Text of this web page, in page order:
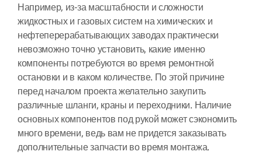
Например, из-за масштабности и сложности
жидкостных и газовых систем на химических и
нефтеперерабатывающих заводах практически
невозможно точно установить, какие именно
компоненты потребуются во время ремонтной
остановки и в каком количестве. По этой причине
перед началом проекта желательно закупить
различные шланги, краны и переходники. Наличие
основных компонентов под рукой может сэкономить
много времени, ведь вам не придется заказывать
дополнительные запчасти во время монтажа.